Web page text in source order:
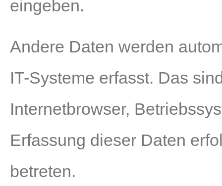
eingeben.
Andere Daten werden
IT-Systeme erfasst. Das
Internetbrowser,
Erfassung dieser Daten
betreten.